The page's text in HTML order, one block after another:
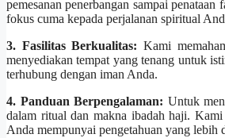
pemesanan penerbangan sampai
fokus cuma kepada perjalanan spiritual
3. Fasilitas Berkualitas: Kami
menyediakan tempat yang tenang untuk
terhubung dengan iman Anda.
4. Panduan Berpengalaman: Untuk
dalam ritual dan makna ibadah haji.
Anda mempunyai pengetahuan yang lebih